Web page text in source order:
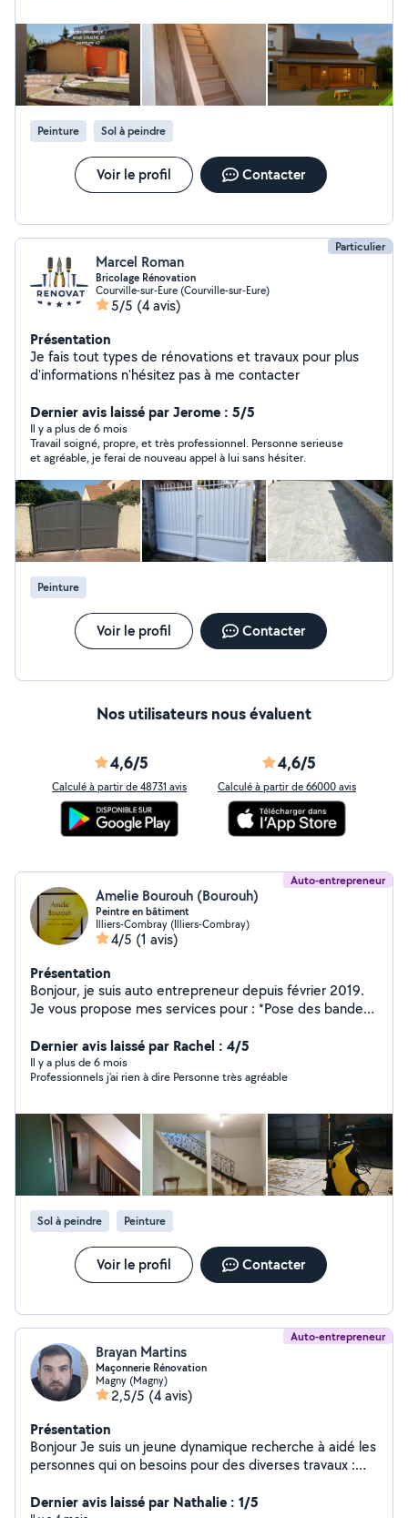
Peinture Sol à peindre
Voir le profil Contacter
Particulier
Marcel Roman
Bricolage Rénovation
Courville-sur-Eure (Courville-sur-Eure)
5/5 (4 avis)
Présentation
Je fais tout types de rénovations et travaux pour plus
d'informations n'hésitez pas à me contacter
Dernier avis laissé par Jerome : 5/5
Il y a plus de 6 mois
Travail soigné, propre, et très professionnel. Personne serieuse
et agréable, je ferai de nouveau appel à lui sans hésiter.
Peinture
Voir le profil Contacter
Nos utilisateurs nous évaluent
4,6/5
Calculé à partir de 48731 avis
4,6/5
Calculé à partir de 66000 avis
Auto-entrepreneur
Amelie Bourouh (Bourouh)
Peintre en bâtiment
Illiers-Combray (Illiers-Combray)
4/5 (1 avis)
Présentation
Bonjour, je suis auto entrepreneur depuis février 2019.
Je vous propose mes services pour : *Pose des bandes,
résine, *Pose papier peint, pose fibre, * Réalisation
d'enduit. * décapage au Karcher, Demoussage des sols
extérieurs.
Dernier avis laissé par Rachel : 4/5
Il y a plus de 6 mois
Professionnels j’ai rien à dire Personne très agréable
Sol à peindre Peinture
Voir le profil Contacter
Auto-entrepreneur
Brayan Martins
Maçonnerie Rénovation
Magny (Magny)
2,5/5 (4 avis)
Présentation
Bonjour Je suis un jeune dynamique recherche à aidé les
personnes qui on besoins pour des diverses travaux :
à me contacter pour toute demande dans tout le 28
Dernier avis laissé par Nathalie : 1/5